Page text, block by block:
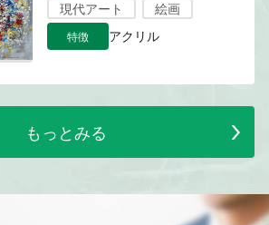
現代アート
絵画
特徴 アクリル
もっとみる